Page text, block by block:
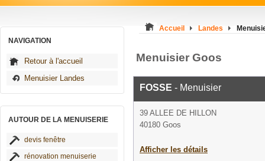
NAVIGATION
Retour à l'accueil
Menuisier Landes
AUTOUR DE LA MENUISERIE
devis fenêtre
rénovation menuiserie
Accueil Landes
Menuisier Goos
FOSSE - Menuisier
39 ALLEE DE HILLON
40180 Goos
Afficher les détails